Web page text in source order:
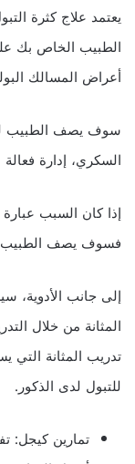
يعتمد علاج كثرة
الطبيب الخاص بك
أعراض المسالك
سوف يصف الطبيب
السكري، إدارة
إذا كان السبب
فسوف يصف الطبيب
إلى جانب الأدوية،
المثانة من خلال
تدريب المثانة التي
للتبول لدى الذكور.
تمارين كيجل: